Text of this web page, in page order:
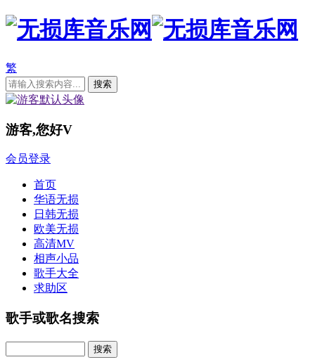
繁
游客,您好V
会员登录
首页
华语无损
日韩无损
欧美无损
高清MV
相声小品
歌手大全
求助区
歌手或歌名搜索